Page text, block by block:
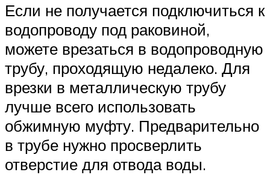
Если не получается подключиться к
водопроводу под раковиной,
можете врезаться в водопроводную
трубу, проходящую недалеко. Для
врезки в металлическую трубу
лучше всего использовать
обжимную муфту. Предварительно
в трубе нужно просверлить
отверстие для отвода воды.